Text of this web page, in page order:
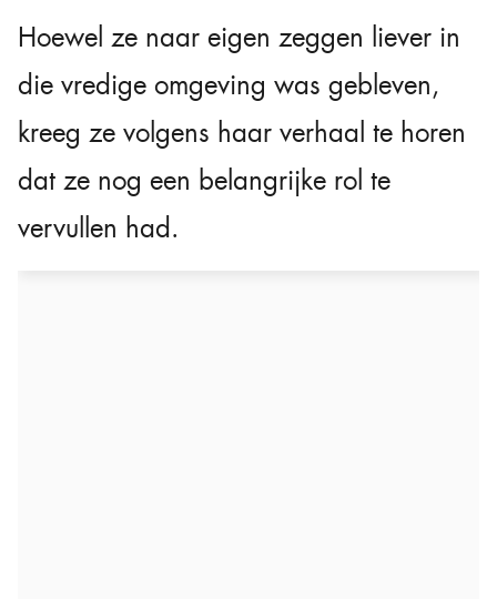
Hoewel ze naar eigen zeggen liever in
die vredige omgeving was gebleven,
kreeg ze volgens haar verhaal te horen
dat ze nog een belangrijke rol te
vervullen had.